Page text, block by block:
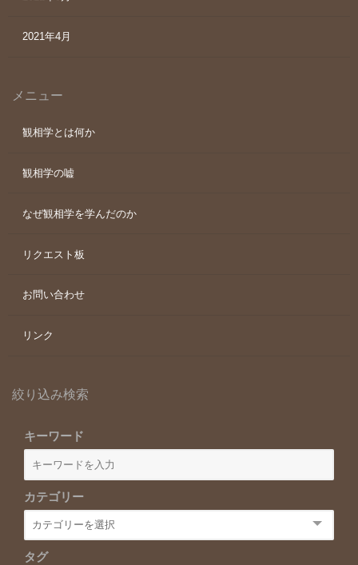
2021年4月
メニュー
観相学とは何か
観相学の嘘
なぜ観相学を学んだのか
リクエスト板
お問い合わせ
リンク
絞り込み検索
キーワード
カテゴリー
タグ